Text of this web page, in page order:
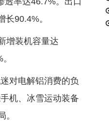
90.4%。
增装机容量达
对电解铝消费的负
机、冰雪运动装备
。